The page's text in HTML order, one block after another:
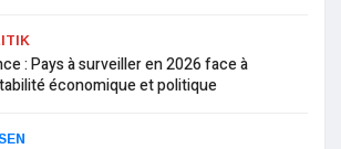
: Pays à surveiller en 2026 face à
économique et politique